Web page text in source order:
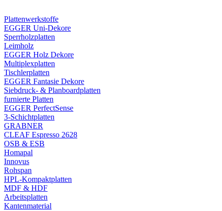
Plattenwerkstoffe
EGGER Uni-Dekore
Sperrholzplatten
Leimholz
EGGER Holz Dekore
Multiplexplatten
Tischlerplatten
EGGER Fantasie Dekore
Siebdruck- & Planboardplatten
furnierte Platten
EGGER PerfectSense
3-Schichtplatten
GRABNER
CLEAF Espresso 2628
OSB & ESB
Homapal
Innovus
Rohspan
HPL-Kompaktplatten
MDF & HDF
Arbeitsplatten
Kantenmaterial